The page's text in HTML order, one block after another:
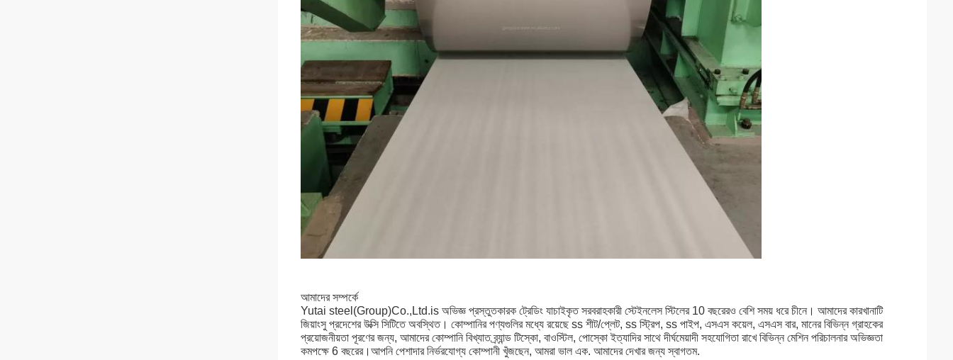
আমাদের সম্পর্কে
Yutai steel(Group)Co.,Ltd.is অভিজ্ঞ প্রস্তুতকারক ট্রেডিং যাচাইকৃত সরবরাহকারী স্টেইনলেস স্টিলের 10 বছরেরও বেশি সময় ধরে চীনে। আমাদের কারখানাটি
জিয়াংসু প্রদেশের উক্সি সিটিতে অবস্থিত। কোম্পানির পণ্যগুলির মধ্যে রয়েছে ss শীট/প্লেট, ss স্ট্রিপ, ss পাইপ, এসএস কয়েল, এসএস বার, মানের বিভিন্ন গ্রাহকের
প্রয়োজনীয়তা পূরণের জন্য, আমাদের কোম্পানি বিখ্যাত ব্র্যান্ড টিস্কো, বাওস্টিল, পোস্কো ইত্যাদির সাথে দীর্ঘমেয়াদী সহযোগিতা রাখে বিভিন্ন মেশিন পরিচালনার অভিজ্ঞতা
কমপক্ষে 6 বছরের।আপনি পেশাদার নির্ভরযোগ্য কোম্পানী খুঁজছেন, আমরা ভাল এক. আমাদের দেখার জন্য স্বাগতম.